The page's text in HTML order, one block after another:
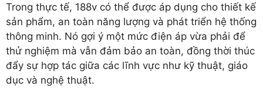
Trong thực tế, 188v có thể được áp dụng cho thiết kế
sản phẩm, an toàn năng lượng và phát triển hệ thống
thông minh. Nó gợi ý một mức điện áp vừa phải để
thử nghiệm mà vẫn đảm bảo an toàn, đồng thời thúc
đẩy sự hợp tác giữa các lĩnh vực như kỹ thuật, giáo
dục và nghệ thuật.